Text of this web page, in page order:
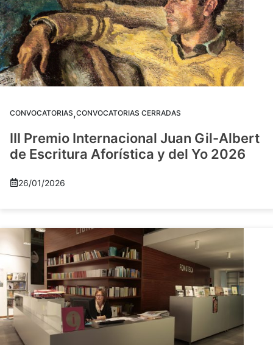
CONVOCATORIAS,CONVOCATORIAS CERRADAS
III Premio Internacional Juan Gil-Albert
de Escritura Aforística y del Yo 2026
26/01/2026